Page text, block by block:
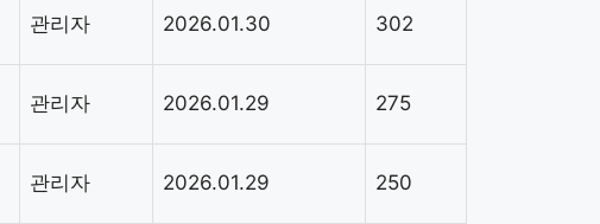
관리자 2026.01.30 302
관리자 2026.01.29 275
관리자 2026.01.29 250